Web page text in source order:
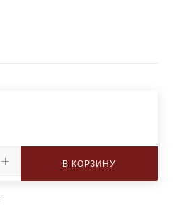
В КОРЗИНУ